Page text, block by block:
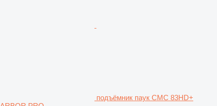
подъёмник паук CMC 83HD+